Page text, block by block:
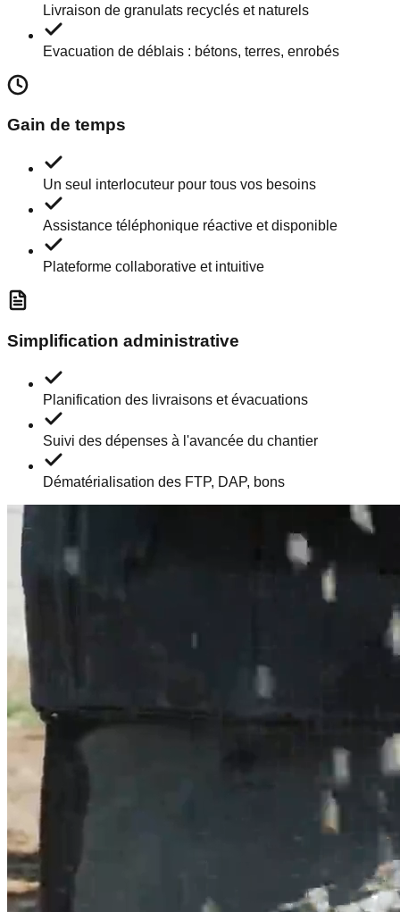
Livraison de granulats recyclés et naturels
Evacuation de déblais : bétons, terres, enrobés
Gain de temps
Un seul interlocuteur pour tous vos besoins
Assistance téléphonique réactive et disponible
Plateforme collaborative et intuitive
Simplification administrative
Planification des livraisons et évacuations
Suivi des dépenses à l'avancée du chantier
Dématérialisation des FTP, DAP, bons